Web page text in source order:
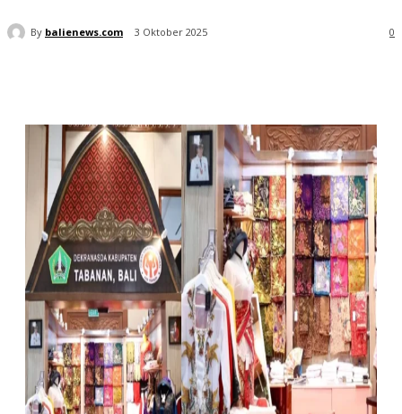
By balienews.com 3 Oktober 2025 0